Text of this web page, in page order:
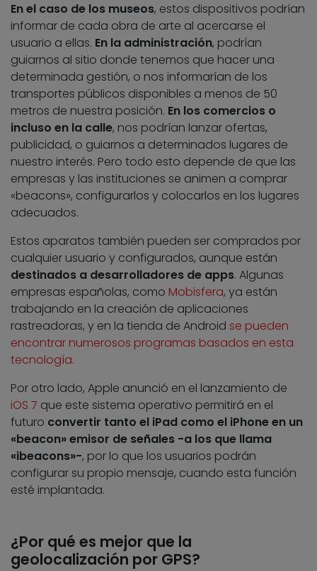
En el caso de los museos, estos dispositivos podrían
informar de cada obra de arte al acercarse el
usuario a ellas. En la administración, podrían
guiarnos al sitio donde tenemos que hacer una
determinada gestión, o nos informarían de los
transportes públicos disponibles a menos de 50
metros de nuestra posición. En los comercios o
incluso en la calle, nos podrían lanzar ofertas,
publicidad, o guiarnos a determinados lugares de
nuestro interés. Pero todo esto depende de que las
empresas y las instituciones se animen a comprar
«beacons», configurarlos y colocarlos en los lugares
adecuados.
Estos aparatos también pueden ser comprados por
cualquier usuario y configurados, aunque están
destinados a desarrolladores de apps. Algunas
empresas españolas, como Mobisfera, ya están
trabajando en la creación de aplicaciones
rastreadoras, y en la tienda de Android se pueden
encontrar numerosos programas basados en esta
tecnología.
Por otro lado, Apple anunció en el lanzamiento de
iOS 7 que este sistema operativo permitirá en el
futuro convertir tanto el iPad como el iPhone en un
«beacon» emisor de señales -a los que llama
«ibeacons»-, por lo que los usuarios podrán
configurar su propio mensaje, cuando esta función
esté implantada.
¿Por qué es mejor que la
geolocalización por GPS?